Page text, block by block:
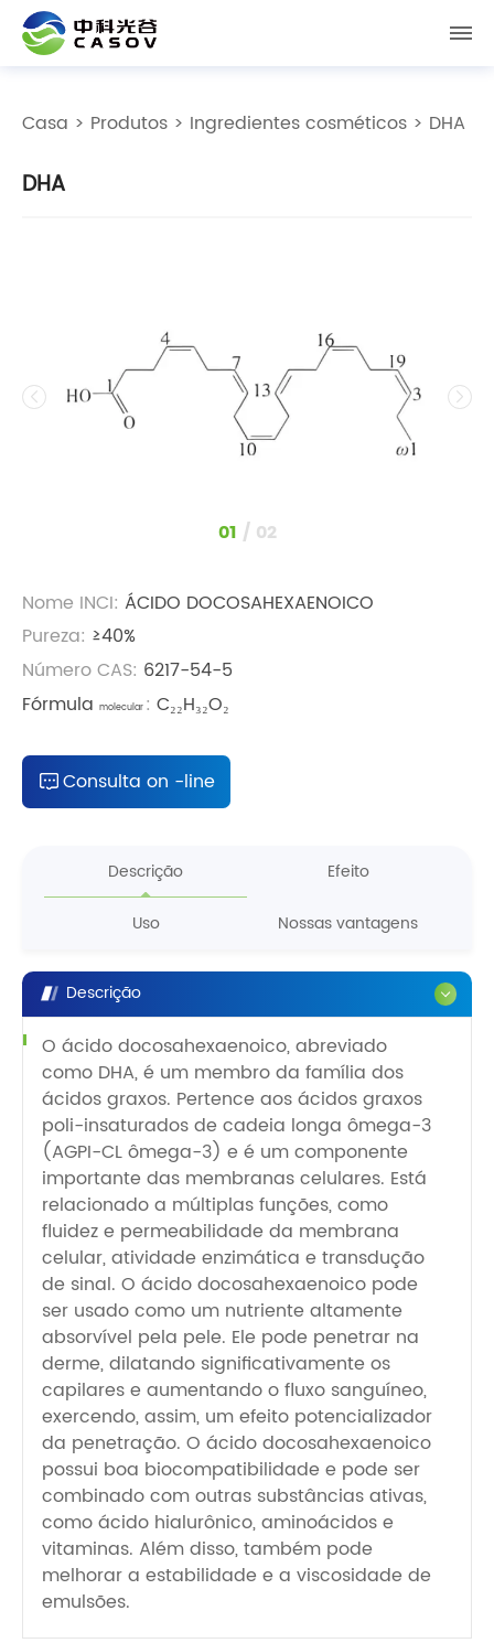
Casa > Produtos > Ingredientes cosméticos > DHA
DHA
1 / 2
Nome INCI: ÁCIDO DOCOSAHEXAENOICO
Pureza: ≥40%
Número CAS: 6217-54-5
Fórmula molecular : C₂₂H₃₂O₂
Consulta on -line
Descrição Efeito
Uso Nossas vantagens
Descrição
O ácido docosahexaenoico, abreviado
como DHA, é um membro da família dos
ácidos graxos. Pertence aos ácidos graxos
poli-insaturados de cadeia longa ômega-3
(AGPI-CL ômega-3) e é um componente
importante das membranas celulares. Está
relacionado a múltiplas funções, como
fluidez e permeabilidade da membrana
celular, atividade enzimática e transdução
de sinal. O ácido docosahexaenoico pode
ser usado como um nutriente altamente
absorvível pela pele. Ele pode penetrar na
derme, dilatando significativamente os
capilares e aumentando o fluxo sanguíneo,
exercendo, assim, um efeito potencializador
da penetração. O ácido docosahexaenoico
possui boa biocompatibilidade e pode ser
combinado com outras substâncias ativas,
como ácido hialurônico, aminoácidos e
vitaminas. Além disso, também pode
melhorar a estabilidade e a viscosidade de
emulsões.